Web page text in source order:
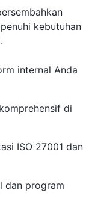
kebutuhan
internal Anda
di
ISO 27001 dan
dan program